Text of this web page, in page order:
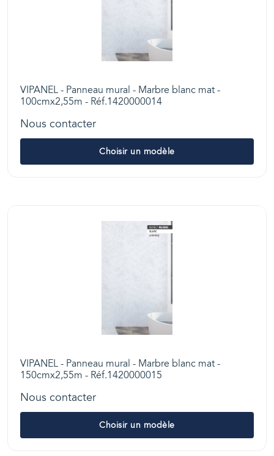
VIPANEL - Panneau mural - Marbre blanc mat -
100cmx2,55m - Réf.1420000014
Nous contacter
Choisir un modèle
VIPANEL - Panneau mural - Marbre blanc mat -
150cmx2,55m - Réf.1420000015
Nous contacter
Choisir un modèle